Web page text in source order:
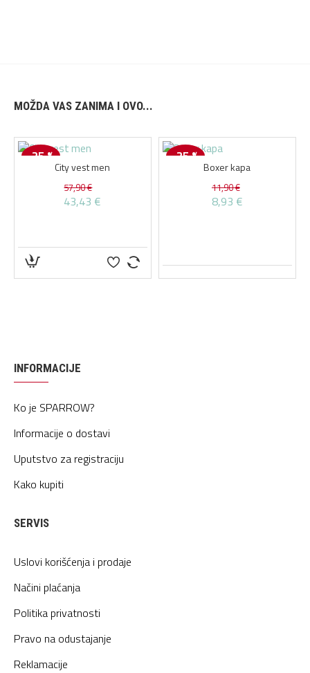
MOŽDA VAS ZANIMA I OVO...
-25 %
City vest men
43,43 €
57,90 €
-25 %
Boxer kapa
8,93 €
11,90 €
INFORMACIJE
Ko je SPARROW?
Informacije o dostavi
Uputstvo za registraciju
Kako kupiti
SERVIS
Uslovi korišćenja i prodaje
Načini plaćanja
Politika privatnosti
Pravo na odustajanje
Reklamacije